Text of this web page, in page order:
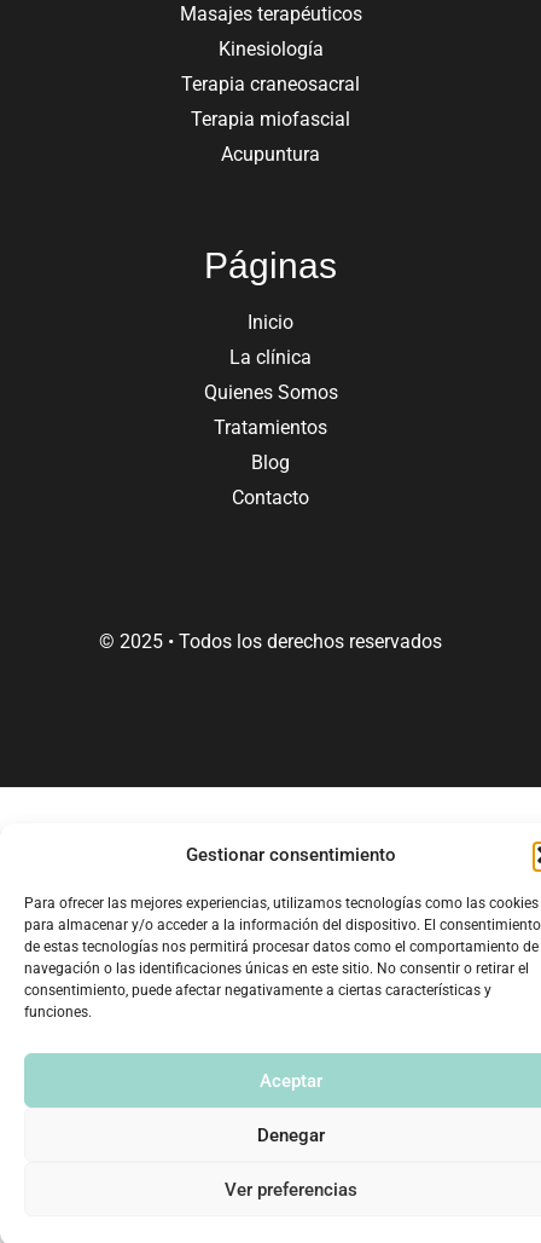
Gestionar consentimiento
Para ofrecer las mejores experiencias, utilizamos tecnologías como las cookies
para almacenar y/o acceder a la información del dispositivo. El consentimiento
de estas tecnologías nos permitirá procesar datos como el comportamiento de
navegación o las identificaciones únicas en este sitio. No consentir o retirar el
consentimiento, puede afectar negativamente a ciertas características y
funciones.
Aceptar
Denegar
Ver preferencias
Masajes terapéuticos
Kinesiología
Terapia craneosacral
Terapia miofascial
Acupuntura
Páginas
Inicio
La clínica
Quienes Somos
Tratamientos
Blog
Contacto
© 2025 • Todos los derechos reservados